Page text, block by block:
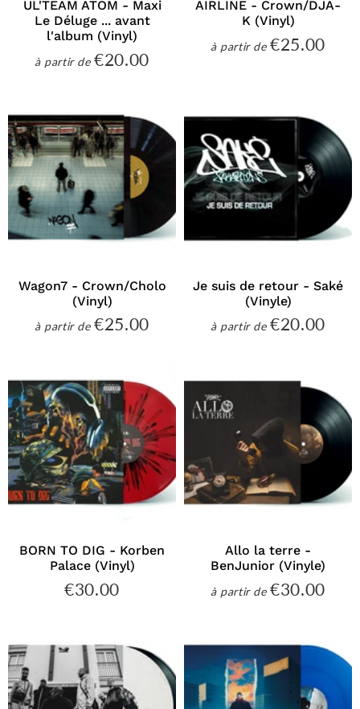
UL'TEAM ATOM - Maxi
Le Déluge ... avant
l'album (Vinyl)
à partir dePrix
€20.00
AIRLINE - Crown/DJA-
K (Vinyl)
à partir dePrix
€25.00
Wagon7 - Crown/Cholo
(Vinyl)
à partir dePrix
€25.00
Je suis de retour - Saké
(Vinyle)
à partir dePrix
€20.00
BORN TO DIG - Korben
Palace (Vinyl)
Prix
€30.00
Allo la terre -
BenJunior (Vinyle)
à partir dePrix
€30.00